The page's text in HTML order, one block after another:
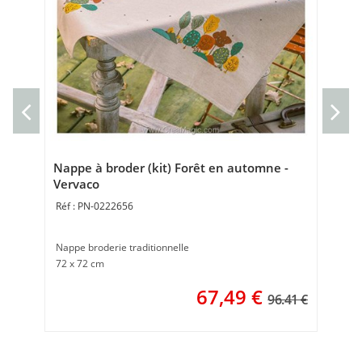
Nappe à broder (kit) Forêt en automne -
Vervaco
PN-0222656
Nappe broderie traditionnelle
72 x 72 cm
67,49 € 96.41 €